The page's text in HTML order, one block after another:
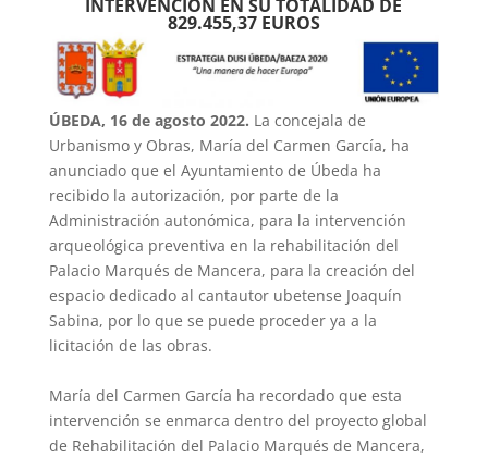
INTERVENCIÓN EN SU TOTALIDAD DE
829.455,37 EUROS
ÚBEDA, 16 de agosto 2022. La concejala de
Urbanismo y Obras, María del Carmen García, ha
anunciado que el Ayuntamiento de Úbeda ha
recibido la autorización, por parte de la
Administración autonómica, para la intervención
arqueológica preventiva en la rehabilitación del
Palacio Marqués de Mancera, para la creación del
espacio dedicado al cantautor ubetense Joaquín
Sabina, por lo que se puede proceder ya a la
licitación de las obras.
María del Carmen García ha recordado que esta
intervención se enmarca dentro del proyecto global
de Rehabilitación del Palacio Marqués de Mancera,